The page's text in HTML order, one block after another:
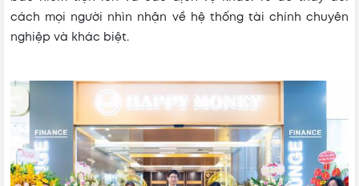
cách mọi người nhìn nhận về hệ thống tài chính chuyên
nghiệp và khác biệt.